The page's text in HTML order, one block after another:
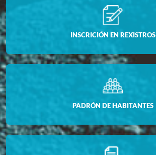
INSCRICIÓN EN REXISTROS
PADRÓN DE HABITANTES